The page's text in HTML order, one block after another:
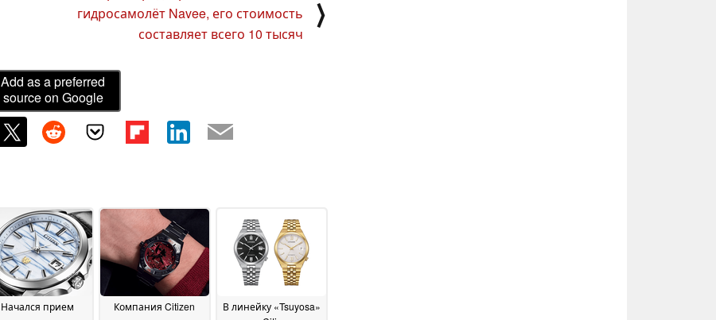
гидросамолёт Navee, его стоимость
составляет всего 10 тысяч
⟩
Add as a preferred
source on Google
Начался прием
Компания Citizen
В линейку «Tsuyosa»